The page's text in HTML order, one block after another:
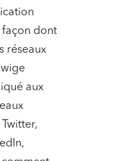
façon dont
réseaux
aux